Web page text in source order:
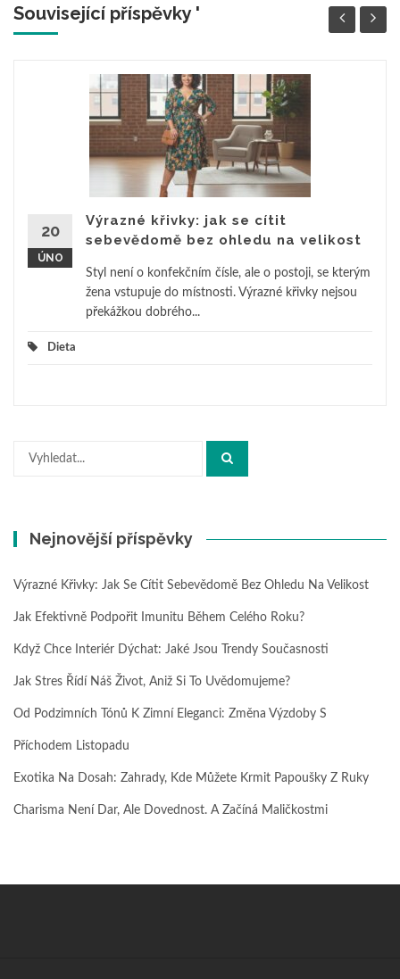
Související příspěvky '
20
ÚNO
Výrazné křivky: jak se cítit
sebevědomě bez ohledu na velikost
Styl není o konfekčním čísle, ale o postoji, se kterým
žena vstupuje do místnosti. Výrazné křivky nejsou
překážkou dobrého...
Dieta
Hledat:
Nejnovější příspěvky
Výrazné Křivky: Jak Se Cítit Sebevědomě Bez Ohledu Na Velikost
Jak Efektivně Podpořit Imunitu Během Celého Roku?
Když Chce Interiér Dýchat: Jaké Jsou Trendy Současnosti
Jak Stres Řídí Náš Život, Aniž Si To Uvědomujeme?
Od Podzimních Tónů K Zimní Eleganci: Změna Výzdoby S
Příchodem Listopadu
Exotika Na Dosah: Zahrady, Kde Můžete Krmit Papoušky Z Ruky
Charisma Není Dar, Ale Dovednost. A Začíná Maličkostmi